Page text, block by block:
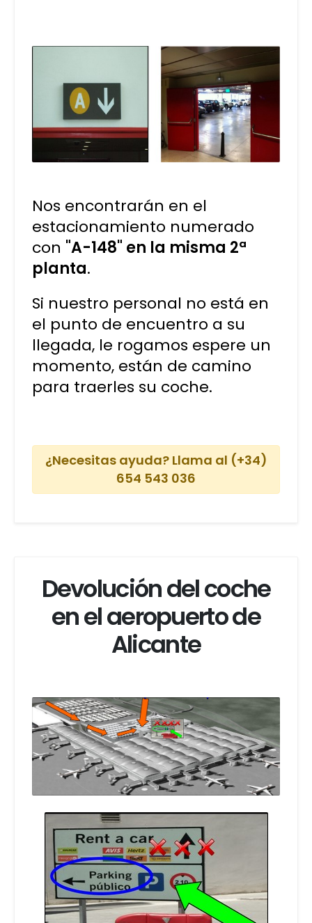
Nos encontrarán en el
estacionamiento numerado
con "A-148" en la misma 2ª
planta.
Si nuestro personal no está en
el punto de encuentro a su
llegada, le rogamos espere un
momento, están de camino
para traerles su coche.
¿Necesitas ayuda? Llama al (+34)
654 543 036
Devolución del coche
en el aeropuerto de
Alicante